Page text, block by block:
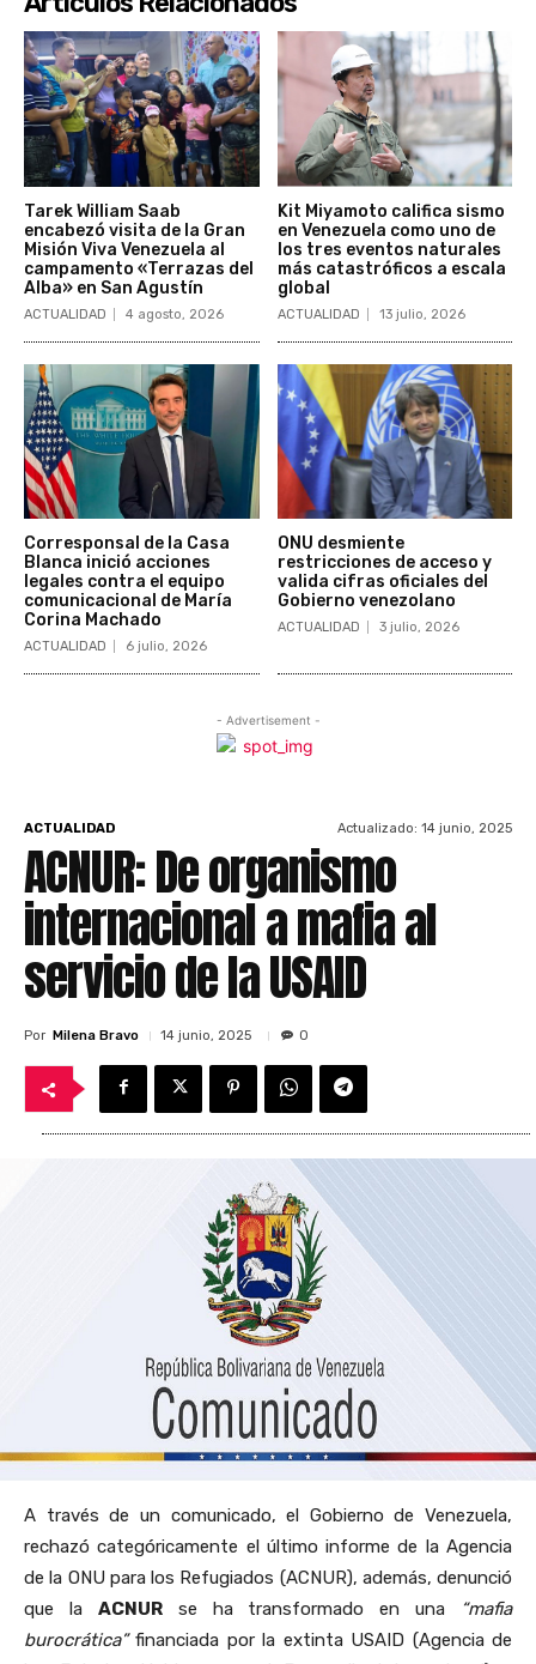
Tarek William Saab
encabezó visita de la Gran
Misión Viva Venezuela al
campamento «Terrazas del
Alba» en San Agustín
ACTUALIDAD 4 agosto, 2026
Kit Miyamoto califica sismo
en Venezuela como uno de
los tres eventos naturales
más catastróficos a escala
global
ACTUALIDAD 13 julio, 2026
Corresponsal de la Casa
Blanca inició acciones
legales contra el equipo
comunicacional de María
Corina Machado
ACTUALIDAD 6 julio, 2026
ONU desmiente
restricciones de acceso y
valida cifras oficiales del
Gobierno venezolano
ACTUALIDAD 3 julio, 2026
- Advertisement -